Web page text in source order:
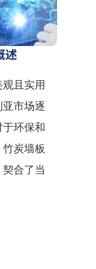
述
且实用
市场逐
环保和
炭墙板
合了当